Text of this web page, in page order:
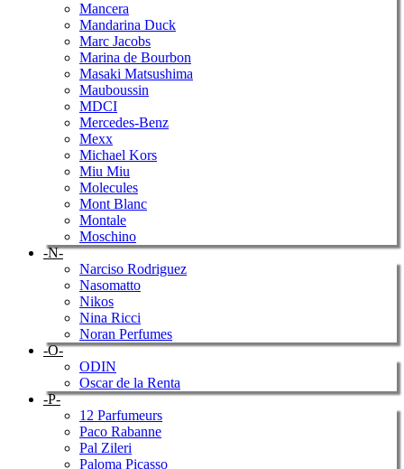
Mancera
Mandarina Duck
Marc Jacobs
Marina de Bourbon
Masaki Matsushima
Mauboussin
MDCI
Mercedes-Benz
Mexx
Michael Kors
Miu Miu
Molecules
Mont Blanc
Montale
Moschino
-N-
Narciso Rodriguez
Nasomatto
Nikos
Nina Ricci
Noran Perfumes
-O-
ODIN
Oscar de la Renta
-P-
12 Parfumeurs
Paco Rabanne
Pal Zileri
Paloma Picasso